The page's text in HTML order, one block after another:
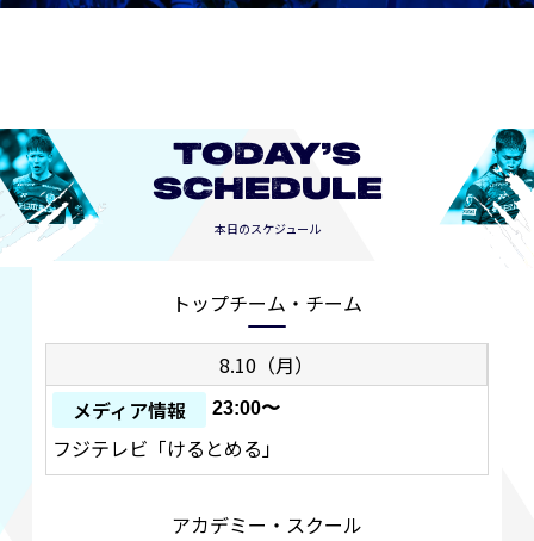
TODAY’S
SCHEDULE
本日のスケジュール
トップチーム・チーム
8.10（月）
メディア情報
23:00〜
フジテレビ「けるとめる」
アカデミー・スクール